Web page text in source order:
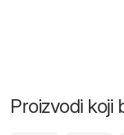
Proizvodi koji